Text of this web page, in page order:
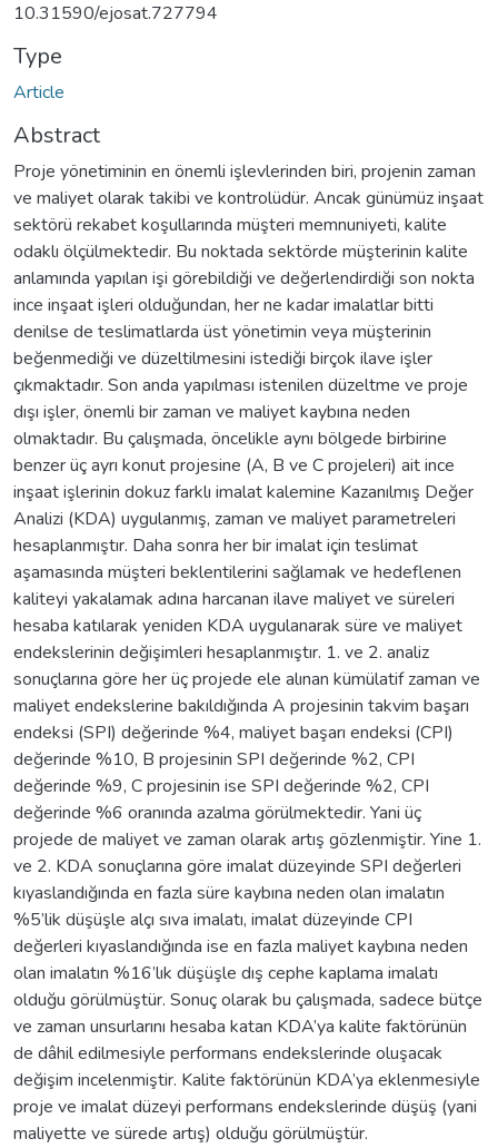
10.31590/ejosat.727794
Type
Article
Abstract
Proje yönetiminin en önemli işlevlerinden biri, projenin zaman
ve maliyet olarak takibi ve kontrolüdür. Ancak günümüz inşaat
sektörü rekabet koşullarında müşteri memnuniyeti, kalite
odaklı ölçülmektedir. Bu noktada sektörde müşterinin kalite
anlamında yapılan işi görebildiği ve değerlendirdiği son nokta
ince inşaat işleri olduğundan, her ne kadar imalatlar bitti
denilse de teslimatlarda üst yönetimin veya müşterinin
beğenmediği ve düzeltilmesini istediği birçok ilave işler
çıkmaktadır. Son anda yapılması istenilen düzeltme ve proje
dışı işler, önemli bir zaman ve maliyet kaybına neden
olmaktadır. Bu çalışmada, öncelikle aynı bölgede birbirine
benzer üç ayrı konut projesine (A, B ve C projeleri) ait ince
inşaat işlerinin dokuz farklı imalat kalemine Kazanılmış Değer
Analizi (KDA) uygulanmış, zaman ve maliyet parametreleri
hesaplanmıştır. Daha sonra her bir imalat için teslimat
aşamasında müşteri beklentilerini sağlamak ve hedeflenen
kaliteyi yakalamak adına harcanan ilave maliyet ve süreleri
hesaba katılarak yeniden KDA uygulanarak süre ve maliyet
endekslerinin değişimleri hesaplanmıştır. 1. ve 2. analiz
sonuçlarına göre her üç projede ele alınan kümülatif zaman ve
maliyet endekslerine bakıldığında A projesinin takvim başarı
endeksi (SPI) değerinde %4, maliyet başarı endeksi (CPI)
değerinde %10, B projesinin SPI değerinde %2, CPI
değerinde %9, C projesinin ise SPI değerinde %2, CPI
değerinde %6 oranında azalma görülmektedir. Yani üç
projede de maliyet ve zaman olarak artış gözlenmiştir. Yine 1.
ve 2. KDA sonuçlarına göre imalat düzeyinde SPI değerleri
kıyaslandığında en fazla süre kaybına neden olan imalatın
%5’lik düşüşle alçı sıva imalatı, imalat düzeyinde CPI
değerleri kıyaslandığında ise en fazla maliyet kaybına neden
olan imalatın %16’lık düşüşle dış cephe kaplama imalatı
olduğu görülmüştür. Sonuç olarak bu çalışmada, sadece bütçe
ve zaman unsurlarını hesaba katan KDA’ya kalite faktörünün
de dâhil edilmesiyle performans endekslerinde oluşacak
değişim incelenmiştir. Kalite faktörünün KDA’ya eklenmesiyle
proje ve imalat düzeyi performans endekslerinde düşüş (yani
maliyette ve sürede artış) olduğu görülmüştür.